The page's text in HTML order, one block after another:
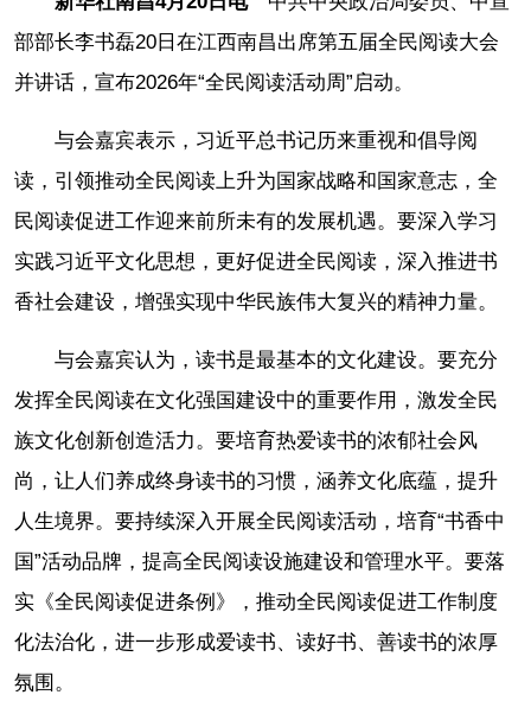
部部长李书磊20日在江西南昌出席第五届全民阅读大会
并讲话，宣布2026年“全民阅读活动周”启动。
与会嘉宾表示，习近平总书记历来重视和倡导阅
读，引领推动全民阅读上升为国家战略和国家意志，全
民阅读促进工作迎来前所未有的发展机遇。要深入学习
实践习近平文化思想，更好促进全民阅读，深入推进书
香社会建设，增强实现中华民族伟大复兴的精神力量。
与会嘉宾认为，读书是最基本的文化建设。要充分
发挥全民阅读在文化强国建设中的重要作用，激发全民
族文化创新创造活力。要培育热爱读书的浓郁社会风
尚，让人们养成终身读书的习惯，涵养文化底蕴，提升
人生境界。要持续深入开展全民阅读活动，培育“书香中
国”活动品牌，提高全民阅读设施建设和管理水平。要落
实《全民阅读促进条例》，推动全民阅读促进工作制度
化法治化，进一步形成爱读书、读好书、善读书的浓厚
氛围。